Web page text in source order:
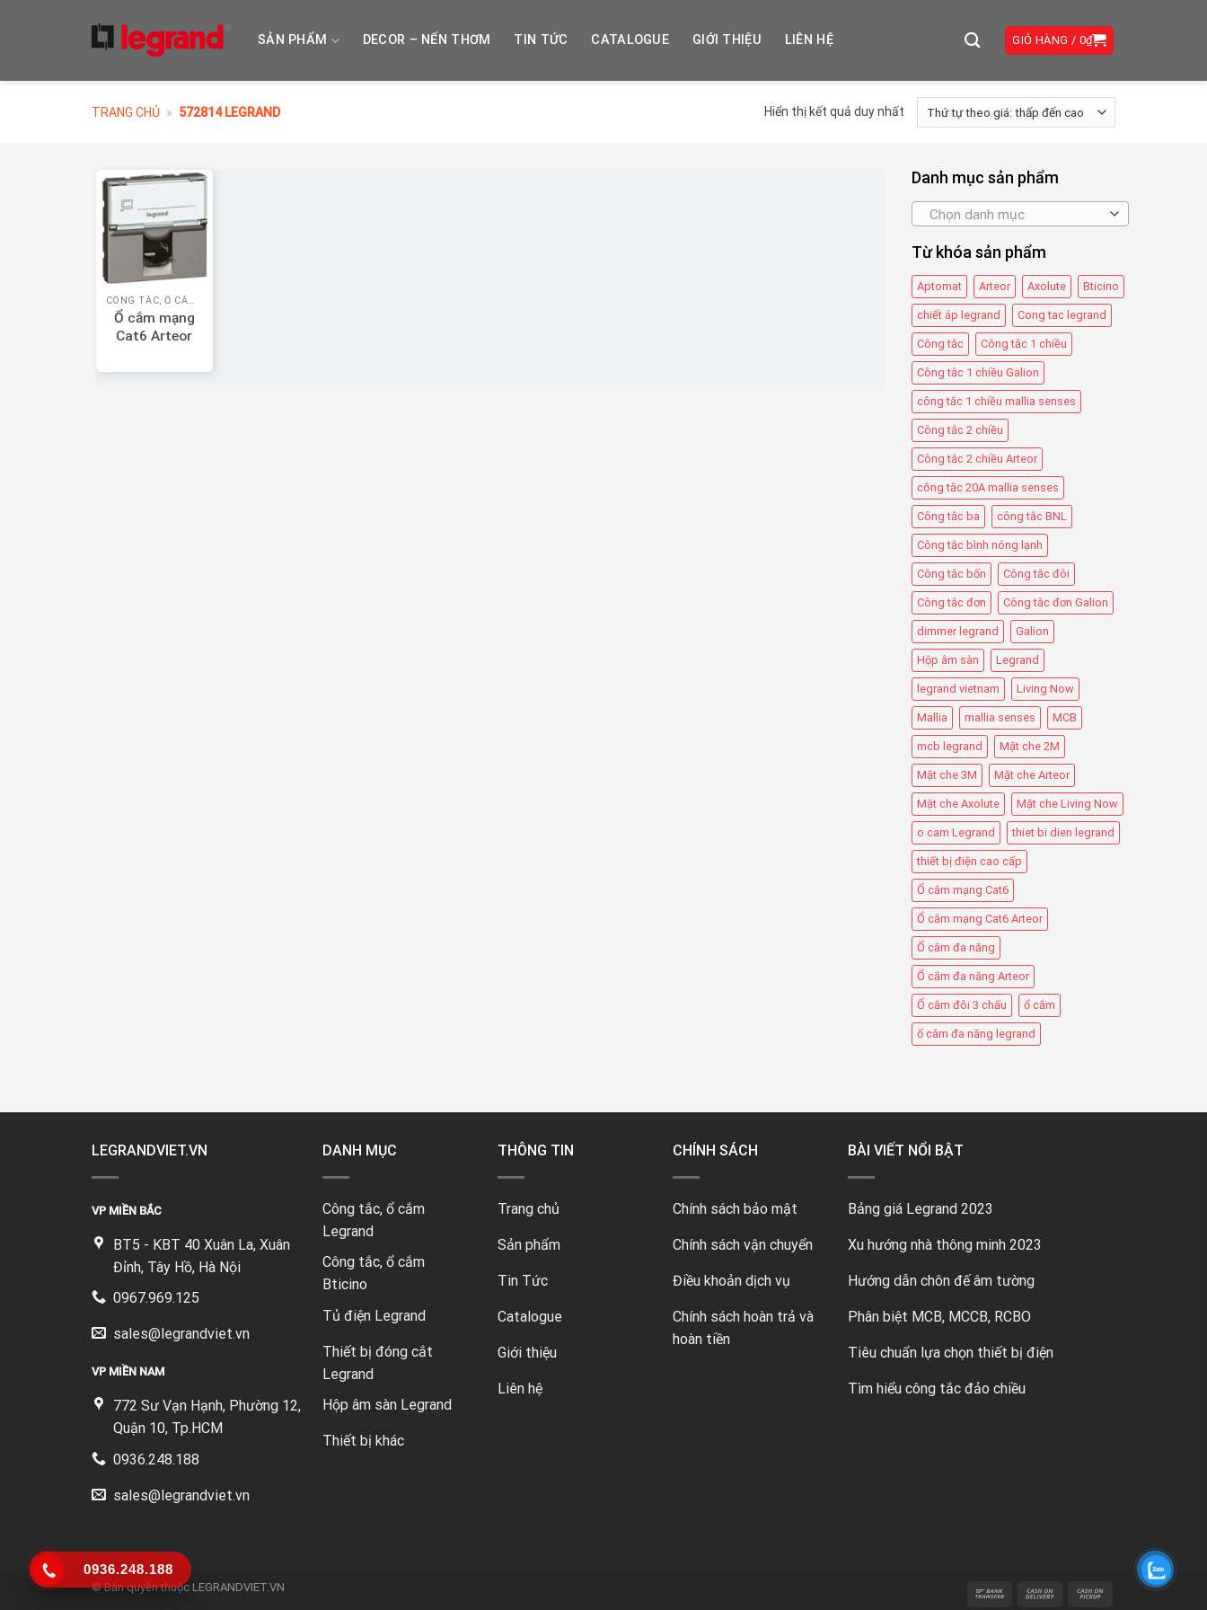
SẢN PHẨM DECOR – NẾN THƠM TIN TỨC CATALOGUE GIỚI THIỆU LIÊN HỆ GIỎ HÀNG / 0₫
TRANG CHỦ » 572814 LEGRAND Hiển thị kết quả duy nhất
CÔNG TẮC, Ổ CẮM LEGRAND
Ổ cắm mạng
Cat6 Arteor
Danh mục sản phẩm
Chọn danh mục
Từ khóa sản phẩm
Aptomat Arteor Axolute Bticino
chiết áp legrand Cong tac legrand
Công tắc Công tắc 1 chiều
Công tắc 1 chiều Galion
công tắc 1 chiều mallia senses
Công tắc 2 chiều
Công tắc 2 chiều Arteor
công tắc 20A mallia senses
Công tắc ba công tắc BNL
Công tắc bình nóng lạnh
Công tắc bốn Công tắc đôi
Công tắc đơn Công tắc đơn Galion
dimmer legrand Galion
Hộp âm sàn Legrand
legrand vietnam Living Now
Mallia mallia senses MCB
mcb legrand Mặt che 2M
Mặt che 3M Mặt che Arteor
Mặt che Axolute Mặt che Living Now
o cam Legrand thiet bi dien legrand
thiết bị điện cao cấp
Ổ cắm mạng Cat6
Ổ cắm mạng Cat6 Arteor
Ổ cắm đa năng
Ổ cắm đa năng Arteor
Ổ cắm đôi 3 chấu ổ cắm
ổ cắm đa năng legrand
LEGRANDVIET.VN
VP MIỀN BẮC
BT5 - KBT 40 Xuân La, Xuân
Đỉnh, Tây Hồ, Hà Nội
0967.969.125
sales@legrandviet.vn
VP MIỀN NAM
772 Sư Vạn Hạnh, Phường 12,
Quận 10, Tp.HCM
0936.248.188
sales@legrandviet.vn
DANH MỤC
Công tắc, ổ cắm
Legrand
Công tắc, ổ cắm
Bticino
Tủ điện Legrand
Thiết bị đóng cắt
Legrand
Hộp âm sàn Legrand
Thiết bị khác
THÔNG TIN
Trang chủ
Sản phẩm
Tin Tức
Catalogue
Giới thiệu
Liên hệ
CHÍNH SÁCH
Chính sách bảo mật
Chính sách vận chuyển
Điều khoản dịch vụ
Chính sách hoàn trả và
hoàn tiền
BÀI VIẾT NỔI BẬT
Bảng giá Legrand 2023
Xu hướng nhà thông minh 2023
Hướng dẫn chôn đế âm tường
Phân biệt MCB, MCCB, RCBO
Tiêu chuẩn lựa chọn thiết bị điện
Tìm hiểu công tắc đảo chiều
© Bản quyền thuộc LEGRANDVIET.VN
0936.248.188